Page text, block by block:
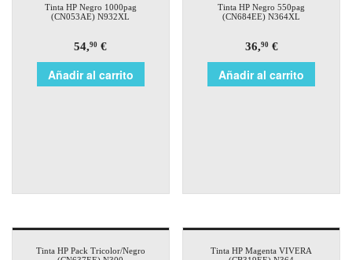
Tinta HP Negro 1000pag
(CN053AE) N932XL
54,90 €
Añadir al carrito
Tinta HP Negro 550pag
(CN684EE) N364XL
36,90€
Añadir al carrito
Tinta HP Pack Tricolor/Negro
Tinta HP Magenta VIVERA